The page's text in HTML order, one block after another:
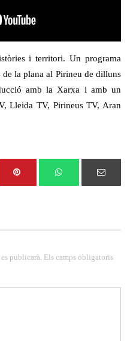
i territori. Un programa
de la plana al Pirineu de dilluns
amb la Xarxa i amb un
Lleida TV, Pirineus TV, Aran
publicarà. Els camps obligatoris